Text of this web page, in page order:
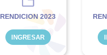
RENDICION 2023
INGRESAR